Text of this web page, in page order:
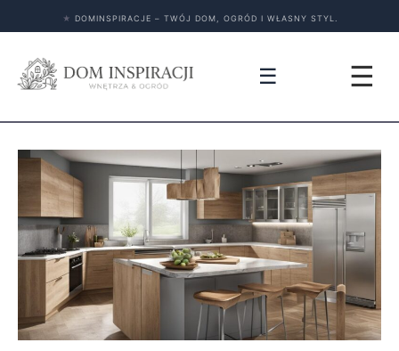
★ DOMINSPIRACJE – TWÓJ DOM, OGRÓD I WŁASNY STYL.
☰ ☰